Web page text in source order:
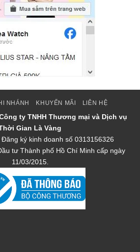
NHÁNH KHUYẾN MÃI LIÊN HỆ
ty TNHH Thương mại và Dịch vụ
Gian Là Vàng
ký kinh doanh số 0313156326
tư Thành phố Hồ Chí Minh cấp ngày
11/03/2015.